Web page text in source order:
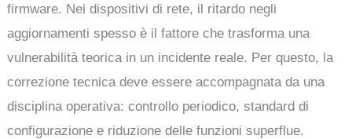
firmware. Nei dispositivi di rete, il ritardo negli
aggiornamenti spesso è il fattore che trasforma una
vulnerabilità teorica in un incidente reale. Per questo, la
correzione tecnica deve essere accompagnata da una
disciplina operativa: controllo periodico, standard di
configurazione e riduzione delle funzioni superflue.